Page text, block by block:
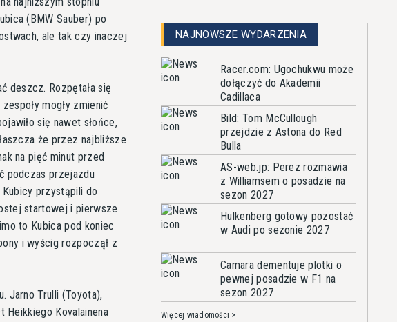
(BMW Sauber) po
ale tak czy inaczej
deszcz. Rozpętała się
mogły zmienić
się nawet słońce,
że przez najbliższe
na pięć minut przed
podczas przejazdu
przystąpili do
startowej i pierwsze
to Kubica pod koniec
i wyścig rozpoczął z
Jarno Trulli (Toyota),
Heikkiego Kovalainena
NAJNOWSZE WYDARZENIA
Racer.com: Ugochukwu może
dołączyć do Akademii
Cadillaca
Bild: Tom McCullough
przejdzie z Astona do Red
Bulla
AS-web.jp: Perez rozmawia
z Williamsem o posadzie na
sezon 2027
Hulkenberg gotowy pozostać
w Audi po sezonie 2027
Camara dementuje plotki o
pewnej posadzie w F1 na
sezon 2027
Więcej wiadomości >